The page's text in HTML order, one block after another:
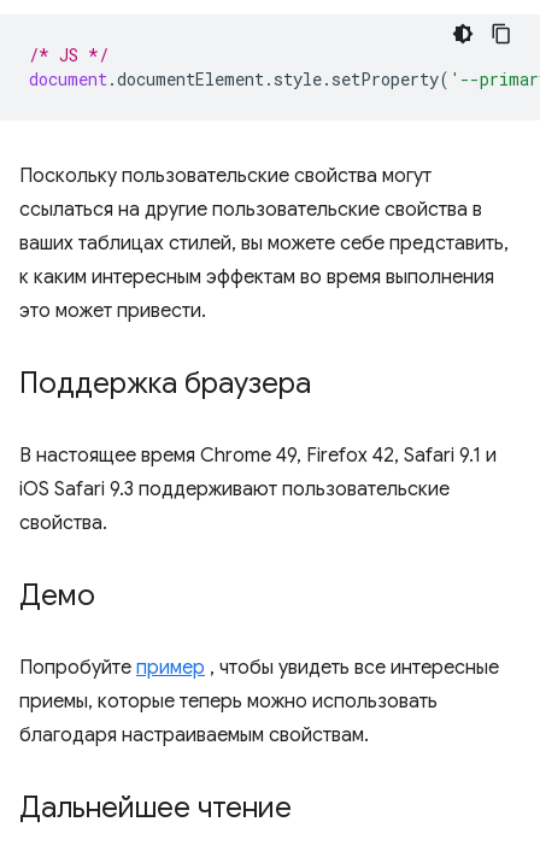
/* JS */
document.documentElement. style. setProperty( '--
Поскольку пользовательские свойства могут
ссылаться на другие пользовательские свойства в
ваших таблицах стилей, вы можете себе представить,
к каким интересным эффектам во время выполнения
это может привести.
Поддержка браузера
В настоящее время Chrome 49, Firefox 42, Safari 9.1 и
iOS Safari 9.3 поддерживают пользовательские
свойства.
Демо
Попробуйте пример , чтобы увидеть все интересные
приемы, которые теперь можно использовать
благодаря настраиваемым свойствам.
Дальнейшее чтение